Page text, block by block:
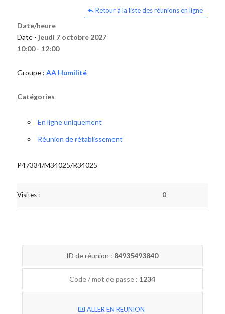
Retour à la liste des réunions en ligne
Date/heure
Date - jeudi 7 octobre 2027
10:00 - 12:00
Groupe : AA Humilité
Catégories
En ligne uniquement
Réunion de rétablissement
P47334/M34025/R34025
Visites : 0
ID de réunion : 84935493840
Code / mot de passe : 1234
ALLER EN REUNION